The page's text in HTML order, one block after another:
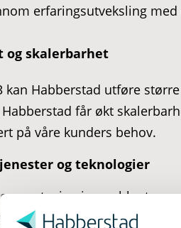
S
erfaringsutveksling
og skalerbarhet
kan Habberstad utføre
får økt
på våre kunders behov.
og teknologier
satsning innen blant
at Habberstad kan